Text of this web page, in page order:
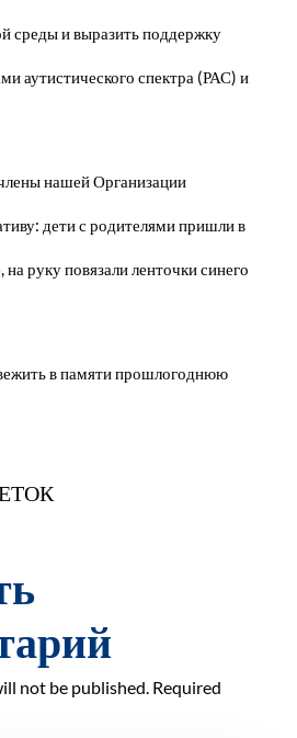
среды и выразить поддержку
аутистического спектра (РАС) и
нашей Организации
дети с родителями пришли в
руку повязали ленточки синего
в памяти прошлогоднюю
not be published. Required